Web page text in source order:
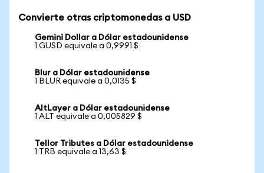
Convierte otras criptomonedas a USD
Gemini Dollar a Dólar estadounidense
1 GUSD equivale a 0,9991 $
Blur a Dólar estadounidense
1 BLUR equivale a 0,0135 $
AltLayer a Dólar estadounidense
1 ALT equivale a 0,005829 $
Tellor Tributes a Dólar estadounidense
1 TRB equivale a 13,63 $